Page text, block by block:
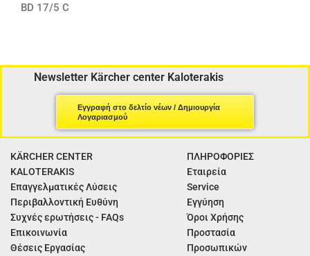
BD 17/5 C
Newsletter Kärcher center Kaloterakis
Εγγραφή στο δελτίο νέων / Δημιουργία
Λογαριασμού
KÄRCHER CENTER
KALOTERAKIS
Επαγγελματικές Λύσεις
Περιβαλλοντική Ευθύνη
Συχνές ερωτήσεις - FAQs
Επικοινωνία
Θέσεις Εργασίας
ΠΛΗΡΟΦΟΡΙΕΣ
Εταιρεία
Service
Εγγύηση
Όροι Χρήσης
Προστασία
Προσωπικών